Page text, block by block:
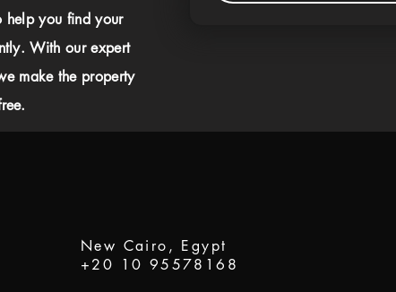
help you find your
With our expert
make the property
New Cairo, Egypt
+20 10 95578168